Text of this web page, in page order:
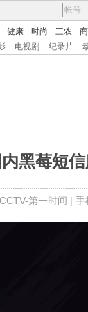
健康 时尚 三农
电视剧 纪录片
黑莓短
第一时间 | 手